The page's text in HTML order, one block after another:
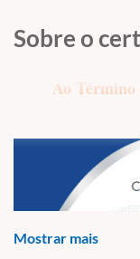
Sobre o
Ao Término
Mostrar mais